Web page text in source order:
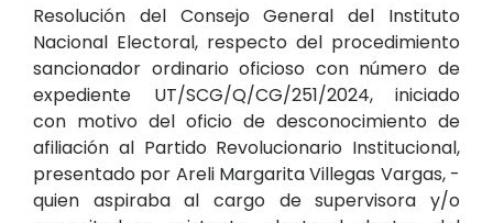
Resolución del Consejo General del Instituto
Nacional Electoral, respecto del procedimiento
sancionador ordinario oficioso con número de
expediente UT/SCG/Q/CG/251/2024, iniciado
con motivo del oficio de desconocimiento de
afiliación al Partido Revolucionario Institucional,
presentado por Areli Margarita Villegas Vargas, -
quien aspiraba al cargo de supervisora y/o